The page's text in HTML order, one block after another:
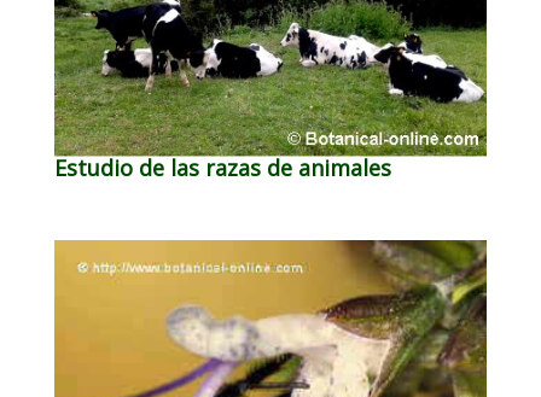
Estudio de las razas de animales